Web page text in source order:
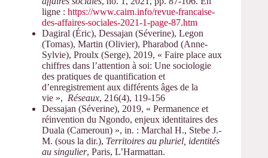
ligne : https://www.cairn.info/revue-francaise-
des-affaires-sociales-2021-1-page-87.htm
Dagiral (Éric), Dessajan (Séverine), Legon
(Tomas), Martin (Olivier), Pharabod (Anne-
Sylvie), Proulx (Serge), 2019, « Faire place aux
chiffres dans l’attention à soi: Une sociologie
des pratiques de quantification et
d’enregistrement aux différents âges de la
vie », Réseaux, 216(4), 119-156
Dessajan (Séverine), 2019, « Permanence et
réinvention du Ngondo, enjeux identitaires des
Duala (Cameroun) », in. : Marchal H., Stebe J.-
M. (sous la dir.), Territoires au pluriel, identités
au singulier, Paris, L’Harmattan.